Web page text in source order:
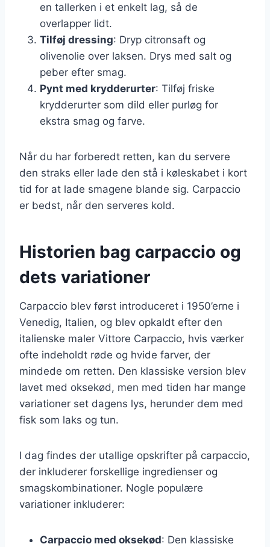
en tallerken i et enkelt lag, så de
overlapper lidt.
Tilføj dressing: Dryp citronsaft og
olivenolie over laksen. Drys med salt og
peber efter smag.
Pynt med krydderurter: Tilføj friske
krydderurter som dild eller purløg for
ekstra smag og farve.
Når du har forberedt retten, kan du servere
den straks eller lade den stå i køleskabet i kort
tid for at lade smagene blande sig. Carpaccio
er bedst, når den serveres kold.
Historien bag carpaccio og
dets variationer
Carpaccio blev først introduceret i 1950’erne i
Venedig, Italien, og blev opkaldt efter den
italienske maler Vittore Carpaccio, hvis værker
ofte indeholdt røde og hvide farver, der
mindede om retten. Den klassiske version blev
lavet med oksekød, men med tiden har mange
variationer set dagens lys, herunder dem med
fisk som laks og tun.
I dag findes der utallige opskrifter på carpaccio,
der inkluderer forskellige ingredienser og
smagskombinationer. Nogle populære
variationer inkluderer:
Carpaccio med oksekød: Den klassiske